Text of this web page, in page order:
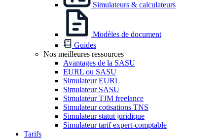
Simulateurs & calculateurs
Modèles de document
Guides
Nos meilleures ressources
Avantages de la SASU
EURL ou SASU
Simulateur EURL
Simulateur SASU
Simulateur TJM freelance
Simulateur cotisations TNS
Simulateur statut juridique
Simulateur tarif expert-comptable
Tarifs